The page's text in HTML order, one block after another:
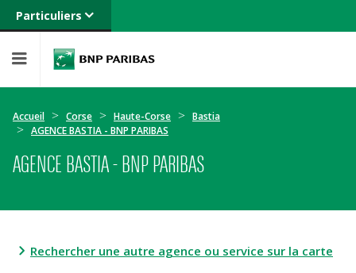
Particuliers
Banque privée
Entreprises
Accueil Corse Haute-Corse
Bastia
AGENCE BASTIA - BNP PARIBAS
AGENCE BASTIA - BNP PARIBAS
Rechercher une autre agence ou service sur la carte